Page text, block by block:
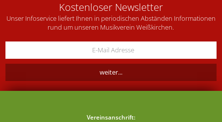
Kostenloser Newsletter
Unser Infoservice liefert Ihnen in periodischen Abständen Informationen
rund um unseren Musikverein Weißkirchen.
Vereinsanschrift: